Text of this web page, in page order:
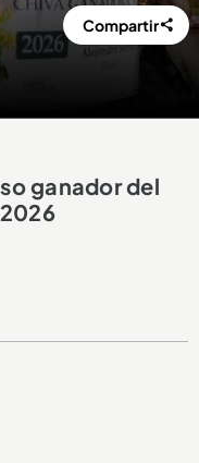
Compartir
ganador del